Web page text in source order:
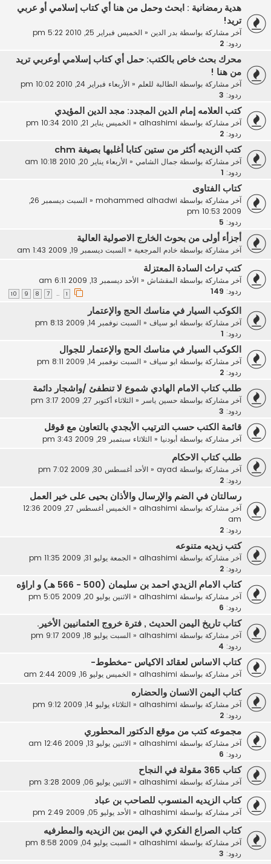
هدية رمضانية : ابحث وحمل من هنا أي كتاب إسلامي أو عربي
تريد!
آخر مشاركة بواسطة بدر الدين« الخميس فبراير 25, 2010 5:22 pm
ردود: 2
محرك بحث خاص بالكتب: حمل أي كتاب إسلامي أوعربي تريد
من هنا !
آخر مشاركة بواسطة الطالبة للعلم« الأربعاء فبراير 24, 2010 10:02 pm
ردود: 3
كتب العلامه إمام الدين المجدد: مجد الدين المؤيدي
آخر مشاركة بواسطة alhashimi
« الخميس يناير 21, 2010 10:34 pm
ردود: 2
كتب الزيديه أكثر من ستين كتابا أغلبها بصيغة chm
آخر مشاركة بواسطة جمال الشامي « الأربعاء يناير 20, 2010 10:18 am
ردود:
كتاب الفتاوى
آخر مشاركة بواسطة mohammed alhadwi
«
السبت ديسمبر 26,
2009 10:53 pm
ردود: 5
أجزأء أولى من بحوث الخارج الاصولية العالية
آخر مشاركة بواسطة خادم المرجعية« السبت ديسمبر 19, 2009 1:43 am
كتب تراث السادة المعتزلة
آخر مشاركة بواسطة المقشاش« الأحد ديسمبر 13, 2009 6:11 am
ردود: 149
…
7
8
9
10
الكوكب السيار في مناسك الحج والإعتمار
آخر مشاركة بواسطة ابو سياف« السبت نوفمبر 14, 2009 8:13 pm
ردود:
الكوكب السيار في مناسك الحج والإعتمار للجوال
آخر مشاركة بواسطة ابو سياف« السبت نوفمبر 14, 2009 8:11 pm
ردود: 2
طلب كتاب الامام الهادي شموع لا تنطفئ /واشجار دائمة
آخر مشاركة بواسطة حسين ياسر« الثلاثاء أكتوبر 27, 2009 3:17 pm
ردود: 3
قائمة الكتب حسب الترتيب الأبجدي بالتعاون مع قوقل
آخر مشاركة بواسطة أبودنيا« الثلاثاء سبتمبر 29, 2009 3:43 pm
طلب كتاب الاحكام
آخر مشاركة بواسطة ayad
« الأحد أغسطس 30, 2009 7:02 pm
ردود: 2
رسالتان في الضم والإرسال والأذان بحيى على خير العمل
آخر مشاركة بواسطة alhashimi
«
الخميس أغسطس 27, 2009 12:36
am
ردود: 2
كتب زيديه متنوعه
آخر مشاركة بواسطة alhashimi
« الجمعة يوليو 31, 2009 11:35 pm
ردود: 2
كتاب الامام الزيدي احمد بن سليمان (500 - 566 هـ) و اراؤه
آخر مشاركة بواسطة alhashimi
« الاثنين يوليو 20, 2009 5:05 pm
ردود: 6
كتاب تاريخ اليمن الحديث , فترة خروج العثمانيين الأخير.
آخر مشاركة بواسطة alhashimi
« السبت يوليو 18, 2009 9:17 pm
ردود: 4
كتاب الاساس لعقائد الاكياس -مخطوط-
آخر مشاركة بواسطة alhashimi
« الخميس يوليو 16, 2009 2:44 am
كتاب اليمن الانسان والحضاره
آخر مشاركة بواسطة alhashimi
« الثلاثاء يوليو 14, 2009 9:12 pm
ردود: 2
مجموعه كتب من موقع الدكتور المحطوري
آخر مشاركة بواسطة alhashimi
« الاثنين يوليو 13, 2009 12:46 am
ردود: 6
كتاب 365 مقولة في النجاح
آخر مشاركة بواسطة alhashimi
« الاثنين يوليو 06, 2009 3:28 pm
كتاب الزيديه المنسوب للصاحب بن عباد
آخر مشاركة بواسطة alhashimi
« الأحد يوليو 05, 2009 2:49 pm
كتاب الصراع الفكري في اليمن بين الزيديه والمطرفيه
آخر مشاركة بواسطة alhashimi
« السبت يوليو 04, 2009 8:58 pm
ردود: 3